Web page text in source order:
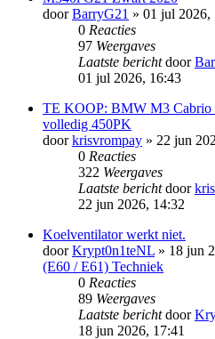
doorBarryG21 » 01 jul 2026,
0 Reacties
97 Weergaves
Laatste berichtdoor
01 jul 2026, 16:43
TE KOOP: BMW M3 Cabrio
volledig 450PK
doorkrisvrompay » 22 jun
0 Reacties
322 Weergaves
Laatste berichtdoor
22 jun 2026, 14:32
Koelventilator werkt niet.
doorKrypt0n1teNL » 18 jun
(E60 / E61) Techniek
0 Reacties
89 Weergaves
Laatste berichtdoor
18 jun 2026, 17:41